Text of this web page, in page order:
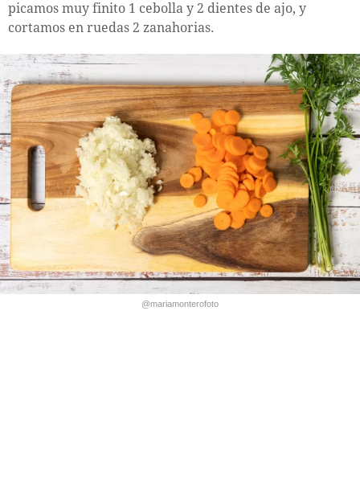
picamos muy finito 1 cebolla y 2 dientes de ajo, y
cortamos en ruedas 2 zanahorias.
@mariamonterofoto